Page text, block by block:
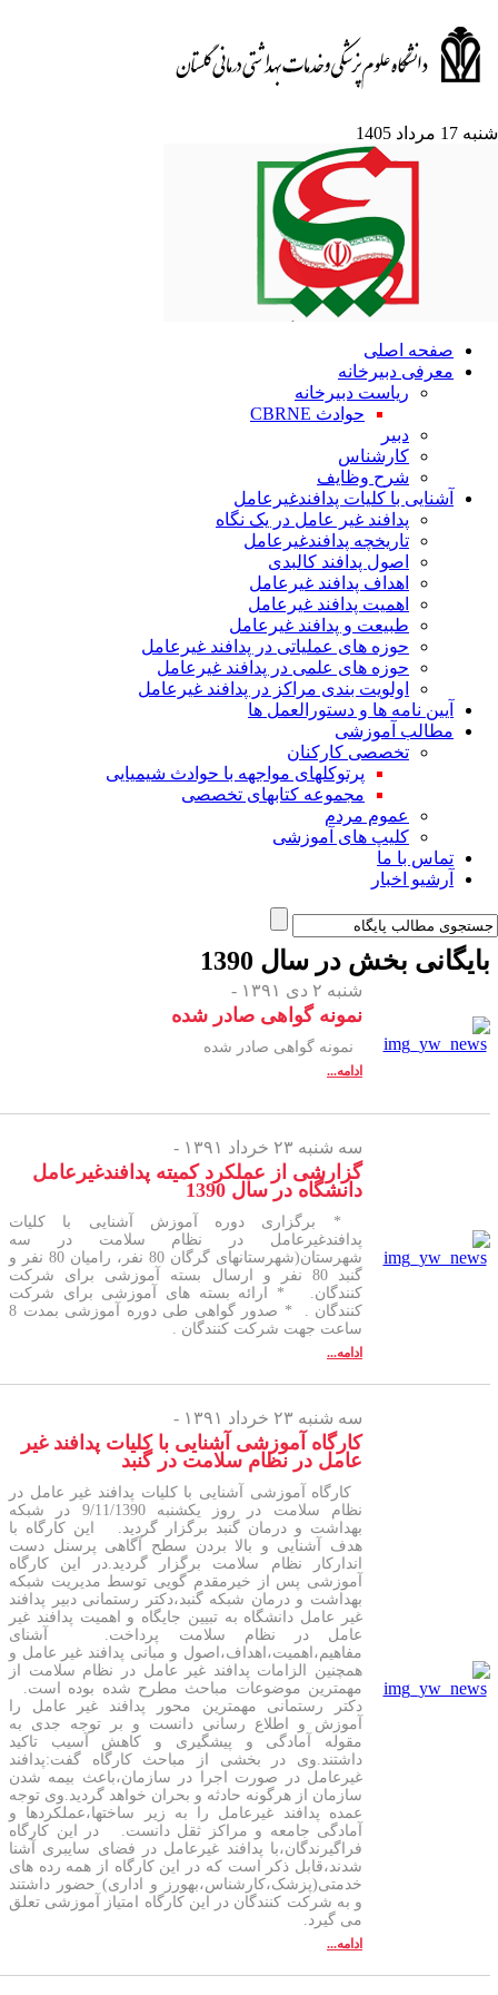
مرداد 1405
صفحه اصلی
معرفی دبیرخانه
ریاست دبیرخانه
حوادث CBRNE
دبیر
کارشناس
شرح وظایف
آشنایی با کلیات پدافندغیرعامل
پدافند غیر عامل در یک نگاه
تاریخچه پدافندغیرعامل
اصول پدافند کالبدی
اهداف پدافند غیرعامل
اهمیت پدافند غیرعامل
طبیعت و پدافند غیرعامل
حوزه های عملیاتی در پدافند غیرعامل
حوزه های علمی در پدافند غیرعامل
اولویت بندی مراکز در پدافند غیرعامل
آیین نامه ها و دستورالعمل ها
مطالب آموزشی
تخصصی کارکنان
پرتوکلهای مواجهه با حوادث شیمیایی
مجموعه کتابهای تخصصی
عموم مردم
کلیپ های آموزشی
تماس با ما
آرشیو اخبار
بخش در سال 1390
شنبه ۲ دی ۱۳۹۱ -
نمونه گواهی صادر شده
نمونه گواهی صادر شده
ادامه...
سه شنبه ۲۳ خرداد ۱۳۹۱ -
گزارشی از عملکرد کمیته پدافندغیرعامل
دانشگاه در سال 1390
* برگزاری دوره آموزش آشنایی با کلیات
پدافندغیرعامل در نظام سلامت در سه
شهرستان(شهرستانهای گرگان 80 نفر، رامیان 80 نفر و
گنبد 80 نفر و ارسال بسته آموزشی برای شرکت
کنندگان. * ارائه بسته های آموزشی برای شرکت
کنندگان . * صدور گواهی طی دوره آموزشی بمدت 8
ساعت جهت شرکت کنندگان .
ادامه...
سه شنبه ۲۳ خرداد ۱۳۹۱ -
کارگاه آموزشی آشنایی با کلیات پدافند غیر
عامل در نظام سلامت در گنبد
کارگاه آموزشی آشنایی با کلیات پدافند غیر عامل در
نظام سلامت در روز یکشنبه 9/11/1390 در شبکه
بهداشت و درمان گنبد برگزار گردید. این کارگاه با
هدف آشنایی و بالا بردن سطح آگاهی پرسنل دست
اندارکار نظام سلامت برگزار گردید.در این کارگاه
آموزشی پس از خیرمقدم گویی توسط مدیریت شبکه
بهداشت و درمان شبکه گنبد،دکتر رستمانی دبیر پدافند
غیر عامل دانشگاه به تبیین جایگاه و اهمیت پدافند غیر
عامل در نظام سلامت پرداخت. آشنای
مفاهیم،اهمیت،اهداف،اصول و مبانی پدافند غیر عامل و
همچنین الزامات پدافند غیر عامل در نظام سلامت از
مهمترین موضوعات مباحث مطرح شده بوده است.
دکتر رستمانی مهمترین محور پدافند غیر عامل را
آموزش و اطلاع رسانی دانست و بر توجه جدی به
مقوله آمادگی و پیشگیری و کاهش آسیب تاکید
داشتند.وی در بخشی از مباحث کارگاه گفت:پدافند
غیرعامل در صورت اجرا در سازمان،باعث بیمه شدن
سازمان از هرگونه حادثه و بحران خواهد گردید.وی توجه
عمده پدافند غیرعامل را به زیر ساختها،عملکردها و
آمادگی جامعه و مراکز ثقل دانست. در این کارگاه
فراگیرندگان،با پدافند غیرعامل در فضای سایبری آشنا
شدند،قابل ذکر است که در این کارگاه از همه رده های
خدمتی(پزشک،کارشناس،بهورز و اداری) حضور داشتند
و به شرکت کنندگان در این کارگاه امتیاز آموزشی تعلق
می گیرد.
ادامه...